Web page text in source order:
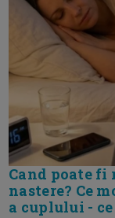
Cand poate fi
nastere? Ce
a cuplului -